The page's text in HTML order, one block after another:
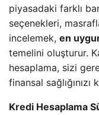
piyasadaki farklı
seçenekleri,
incelemek, en
temelini oluşturur.
hesaplama, sizi
finansal sağlığınızı
Kredi Hesaplama